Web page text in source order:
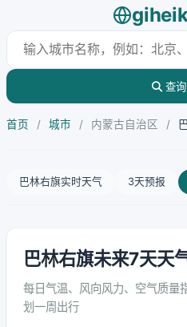
查询
首页 / 城市 / 内蒙古自治区 /
巴林右旗实时天气 3天预报
巴林右旗未来7天天
每日气温、风向风力、空气质量
划一周出行